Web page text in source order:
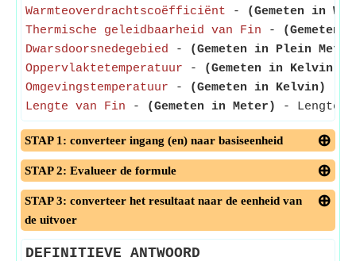
Warmteoverdrachtscoëfficiënt -
(Gemeten in
Thermische geleidbaarheid van Fin -
(Gemeten
Dwarsdoorsnedegebied -
(Gemeten in Plein
Oppervlaktetemperatuur - (Gemeten in Kelvin)
Omgevingstemperatuur - (Gemeten in Kelvin)
Lengte van Fin - (Gemeten in Meter) - Lengte
STAP 1: converteer ingang (en) naar basiseenheid
STAP 2: Evalueer de formule
STAP 3: converteer het resultaat naar de eenheid van
de uitvoer
DEFINITIEVE ANTWOORD